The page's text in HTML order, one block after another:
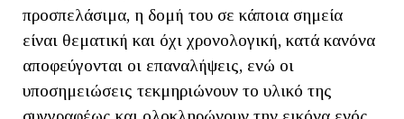
προσπελάσιμα, η δομή του σε κάποια σημεία
είναι θεματική και όχι χρονολογική, κατά κανόνα
αποφεύγονται οι επαναλήψεις, ενώ οι
υποσημειώσεις τεκμηριώνουν το υλικό της